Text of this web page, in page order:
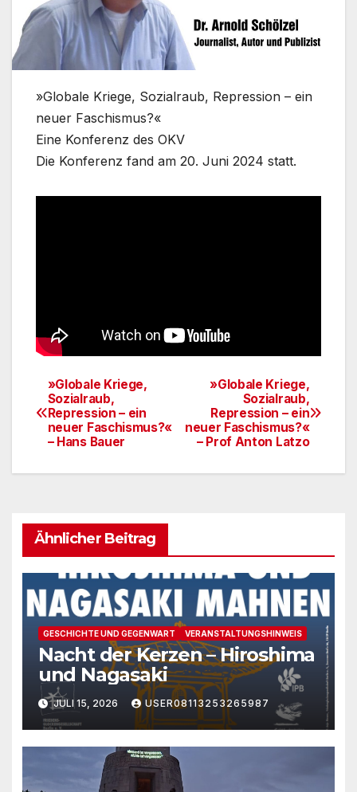
»Globale Kriege, Sozialraub, Repression – ein
neuer Faschismus?«
Eine Konferenz des OKV
Die Konferenz fand am 20. Juni 2024 statt.
Beitragsnavigation
»Globale Kriege,
Sozialraub,
Repression – ein
neuer Faschismus?«
– Prof Anton Latzo
»Globale Kriege,
Sozialraub,
Repression – ein
neuer Faschismus?«
– Hans Bauer
Ähnlicher Beitrag
GESCHICHTE UND GEGENWART VERANSTALTUNGSHINWEIS
Nacht der Kerzen – Hiroshima
und Nagasaki
JULI 15, 2026 USER08113253265987